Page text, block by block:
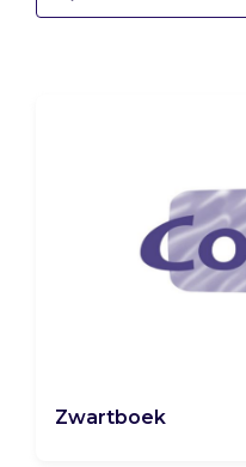
Zwartboek